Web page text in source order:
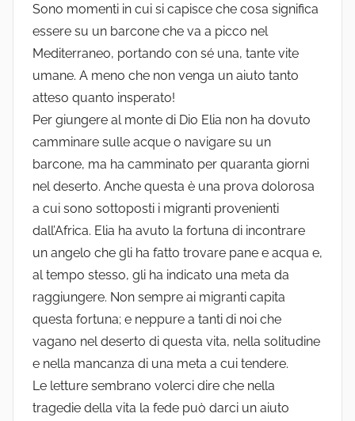
Sono momenti in cui si capisce che cosa significa
essere su un barcone che va a picco nel
Mediterraneo, portando con sé una, tante vite
umane. A meno che non venga un aiuto tanto
atteso quanto insperato!
Per giungere al monte di Dio Elia non ha dovuto
camminare sulle acque o navigare su un
barcone, ma ha camminato per quaranta giorni
nel deserto. Anche questa è una prova dolorosa
a cui sono sottoposti i migranti provenienti
dall’Africa. Elia ha avuto la fortuna di incontrare
un angelo che gli ha fatto trovare pane e acqua e,
al tempo stesso, gli ha indicato una meta da
raggiungere. Non sempre ai migranti capita
questa fortuna; e neppure a tanti di noi che
vagano nel deserto di questa vita, nella solitudine
e nella mancanza di una meta a cui tendere.
Le letture sembrano volerci dire che nella
tragedie della vita la fede può darci un aiuto